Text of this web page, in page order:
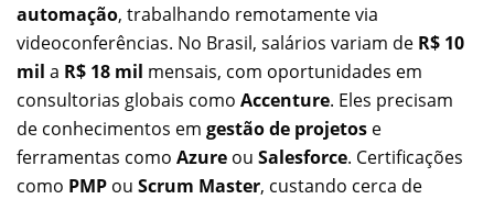
automação, trabalhando remotamente via
videoconferências. No Brasil, salários variam de R$ 10
mil a R$ 18 mil mensais, com oportunidades em
consultorias globais como Accenture. Eles precisam
de conhecimentos em gestão de projetos e
ferramentas como Azure ou Salesforce. Certificações
como PMP ou Scrum Master, custando cerca de